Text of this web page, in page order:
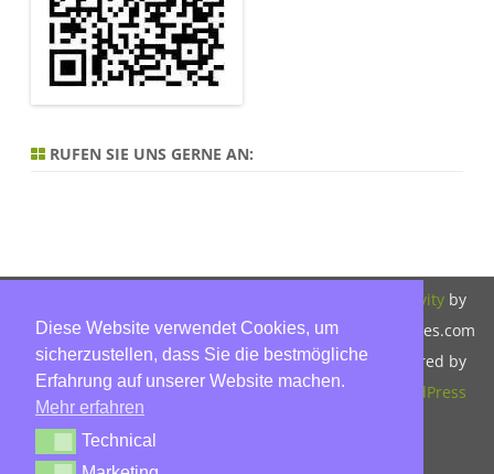
RUFEN SIE UNS GERNE AN:
Hinnerk Warter,
Warter-
Immobilien,
Lübeck, Tel: 0451-
unsere
Datenschutzerklärung.
ZeroGravityby
GalussoThemes.com
Powered by
WordPress
Diese Website verwendet Cookies, um
sicherzustellen, dass Sie die bestmögliche
Erfahrung auf unserer Website machen.
Mehr erfahren
TechnicalTechnical